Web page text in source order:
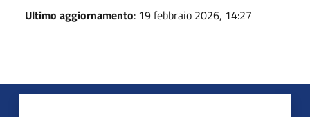
Ultimo aggiornamento: 19 febbraio 2026, 14:27